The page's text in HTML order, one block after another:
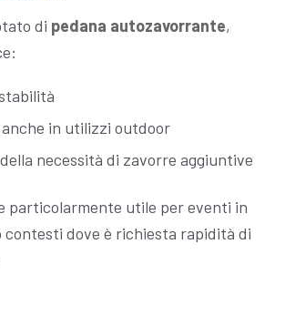
di pedana autozavorrante,
in utilizzi outdoor
necessità di zavorre aggiuntive
particolarmente utile per eventi in
contesti dove è richiesta rapidità di